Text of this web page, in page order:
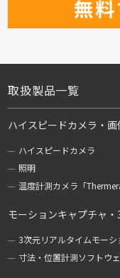
取扱製品一覧
ハイスピードカメラ・
ハイスピードカメラ
照明
温度計測カメラ「
モーションキャプチャ
3次元リアルタイムモーシ
寸法・位置計測ソフトウェ